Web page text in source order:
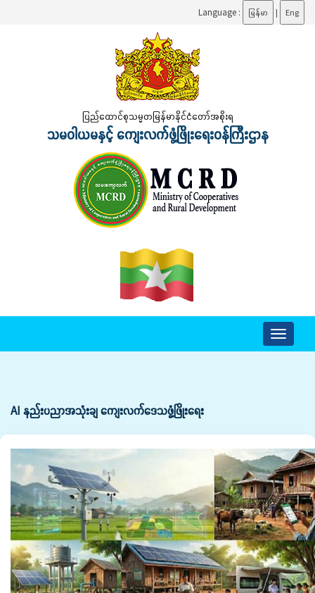
Language : မြန်မာ | Eng
ပြည်ထောင်စုသမ္မတမြန်မာနိုင်ငံတော်အစိုးရ
သမဝါယမနှင့် ကျေးလက်ဖွံ့ဖြိုးရေးဝန်ကြီးဌာန
Toggle
AI နည်းပညာအသုံးချ ကျေးလက်ဒေသဖွံ့ဖြိုးရေး